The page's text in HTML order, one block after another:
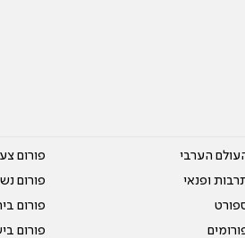
הערבי
ופנאי
פורום
פורום
פורום
פורום